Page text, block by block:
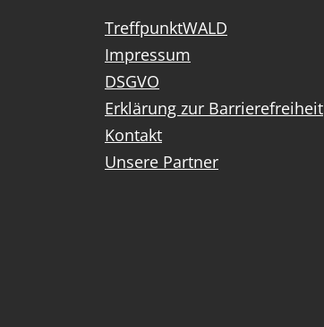
TreffpunktWALD
Impressum
DSGVO
Erklärung zur Barrierefreiheit
Kontakt
Unsere Partner